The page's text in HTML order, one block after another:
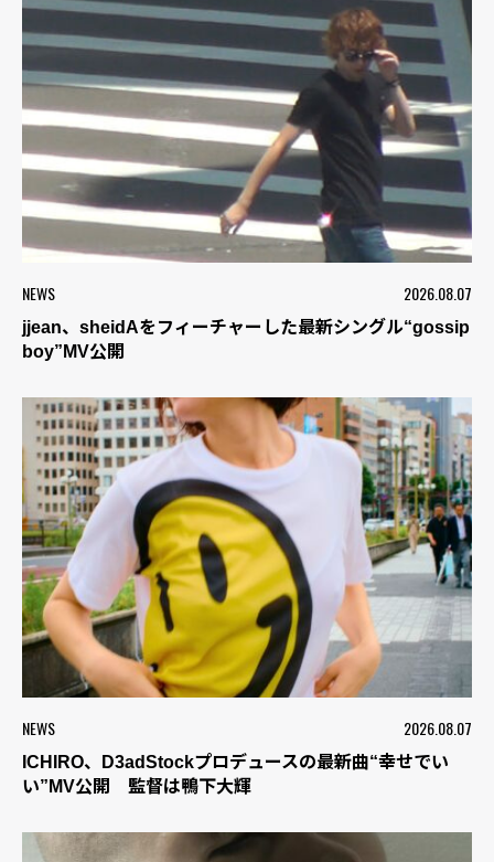
NEWS 2026.08.07
jjean、sheidAをフィーチャーした最新シングル“gossip
boy”MV公開
NEWS 2026.08.07
ICHIRO、D3adStockプロデュースの最新曲“幸せでい
い”MV公開 監督は鴨下大輝